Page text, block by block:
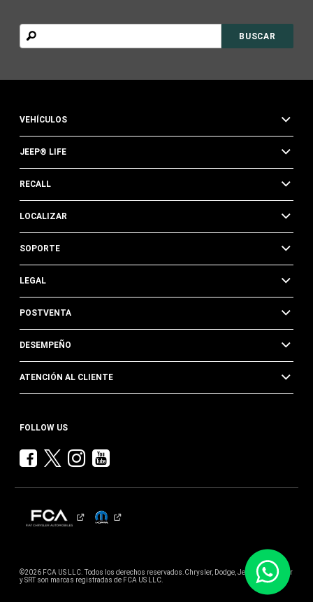
BUSCAR
BUSCAR
VEHÍCULOS
JEEP® LIFE
RECALL
LOCALIZAR
SOPORTE
LEGAL
POSTVENTA
DESEMPEÑO
ATENCIÓN AL CLIENTE
FOLLOW US
©2026 FCA US LLC. Todos los derechos reservados.Chrysler, Dodge, Jeep, Ram, Mopar
y SRT son marcas registradas de FCA US LLC.